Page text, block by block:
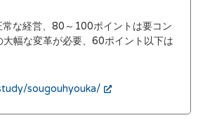
な経営、80～100ポイントは要コン
幅な変革が必要、60ポイント以下は
sougouhyouka/